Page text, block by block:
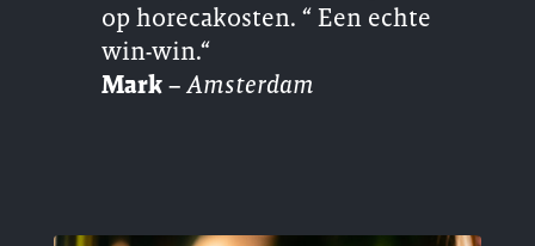
op horecakosten. “ Een echte
win-win.“
Mark–Amsterdam